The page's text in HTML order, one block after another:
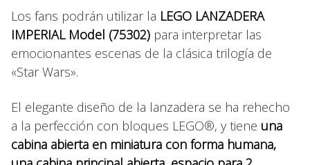
Los fans podrán utilizar la LEGO LANZADERA
IMPERIAL Model (75302) para interpretar las
emocionantes escenas de la clásica trilogía de
«Star Wars».
El elegante diseño de la lanzadera se ha rehecho
a la perfección con bloques LEGO®, y tiene una
cabina abierta en miniatura con forma humana,